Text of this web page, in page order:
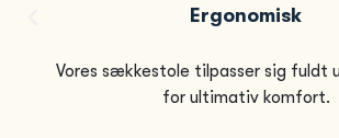
Ergonomisk
Vores sækkestole tilpasser sig fuldt
for ultimativ komfort.